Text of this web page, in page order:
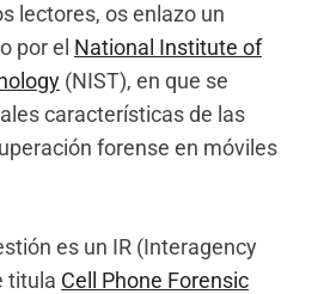
lectores, os enlazo un
por el National Institute of
(NIST), en que se
características de las
forense en móviles
es un IR (Interagency
titula Cell Phone Forensic